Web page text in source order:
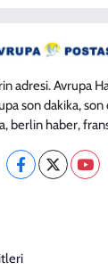
adresi. Avrupa
son dakika,
berlin haber,